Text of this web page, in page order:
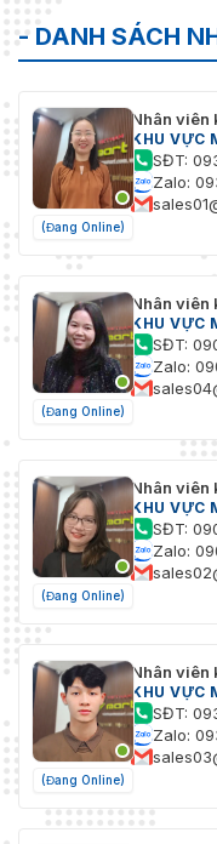
- DANH SÁCH
(Đang Online)
Nhân viên
KHU VỰC
SĐT:
Zalo:
(Đang Online)
Nhân viên
KHU VỰC
SĐT:
Zalo:
(Đang Online)
Nhân viên
KHU VỰC
SĐT:
Zalo:
(Đang Online)
Nhân viên
KHU VỰC
SĐT:
Zalo: